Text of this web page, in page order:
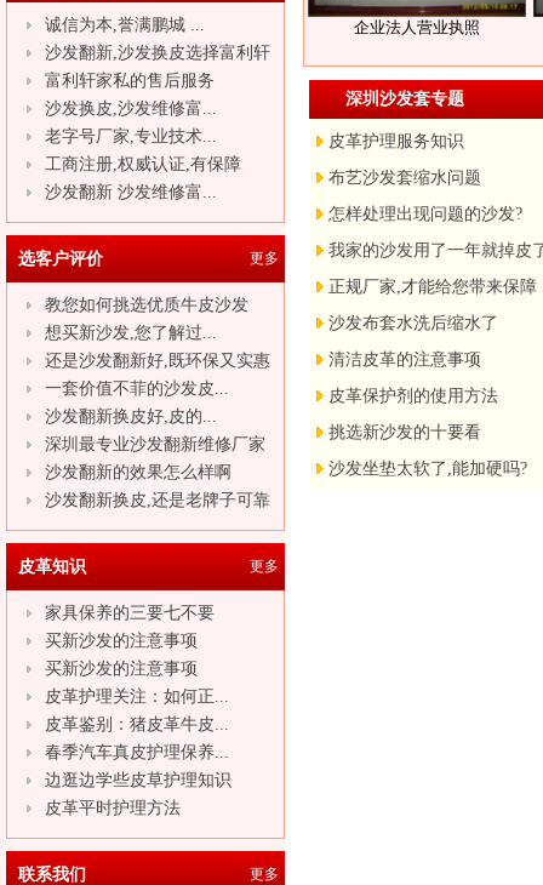
诚信为本,誉满鹏城 ...
沙发翻新,沙发换皮选择富利轩
富利轩家私的售后服务
沙发换皮,沙发维修富...
老字号厂家,专业技术...
工商注册,权威认证,有保障
沙发翻新 沙发维修富...
选客户评价 更多
教您如何挑选优质牛皮沙发
想买新沙发,您了解过...
还是沙发翻新好,既环保又实惠
一套价值不菲的沙发皮...
沙发翻新换皮好,皮的...
深圳最专业沙发翻新维修厂家
沙发翻新的效果怎么样啊
沙发翻新换皮,还是老牌子可靠
皮革知识 更多
家具保养的三要七不要
买新沙发的注意事项
买新沙发的注意事项
皮革护理关注：如何正...
皮革鉴别：猪皮革牛皮...
春季汽车真皮护理保养...
边逛边学些皮草护理知识
皮革平时护理方法
联系我们 更多
企业法人营业执照
深圳沙发套专题
皮革护理服务知识
布艺沙发套缩水问题
怎样处理出现问题的沙发?
我家的沙发用了一年就掉皮
正规厂家,才能给您带来保障
沙发布套水洗后缩水了
清洁皮革的注意事项
皮革保护剂的使用方法
挑选新沙发的十要看
沙发坐垫太软了,能加硬吗?